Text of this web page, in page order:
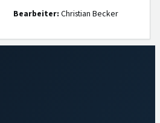
Bearbeiter: Christian Becker